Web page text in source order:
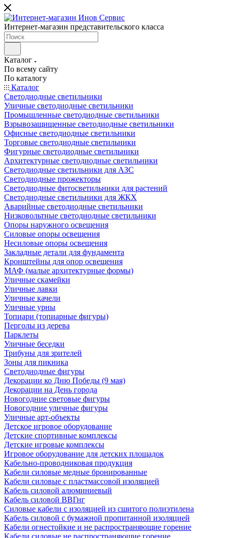
Интернет-магазин представительского класса
Каталог
По всему сайту
По каталогу
Каталог
Светодиодные светильники
Уличные светодиодные светильники
Промышленные светодиодные светильники
Взрывозащищенные светодиодные светильники
Офисные светодиодные светильники
Торговые светодиодные светильники
Фигурные светодиодные светильники
Архитектурные светодиодные светильники
Светодиодные светильники для АЗС
Светодиодные прожекторы
Светодиодные фитосветильники для растений
Светодиодные светильники для ЖКХ
Аварийные светодиодные светильники
Низковольтные светодиодные светильники
Опоры наружного освещения
Силовые опоры освещения
Несиловые опоры освещения
Закладные детали для фундамента
Кронштейны для опор освещения
МАФ (малые архитектурные формы)
Уличные скамейки
Уличные лавки
Уличные качели
Уличные урны
Топиари (топиарные фигуры)
Перголы из дерева
Парклеты
Уличные беседки
Трибуны для зрителей
Зоны для пикника
Светодиодные фигуры
Декорации ко Дню Победы (9 мая)
Декорации на День города
Новогодние световые фигуры
Новогодние уличные фигуры
Уличные арт-объекты
Детское игровое оборудование
Детские спортивные комплексы
Детские игровые комплексы
Игровое оборудование для детских площадок
Кабельно-проводниковая продукция
Кабели силовые медные бронированные
Кабели силовые с пластмассовой изоляцией
Кабель силовой алюминиевый
Кабель силовой ВВГнг
Силовые кабели с изоляцией из сшитого полиэтилена
Кабель силовой с бумажной пропитанной изоляцией
Кабели огнестойкие и не распространяющие горение
Кабели силовые не распространяющие горение